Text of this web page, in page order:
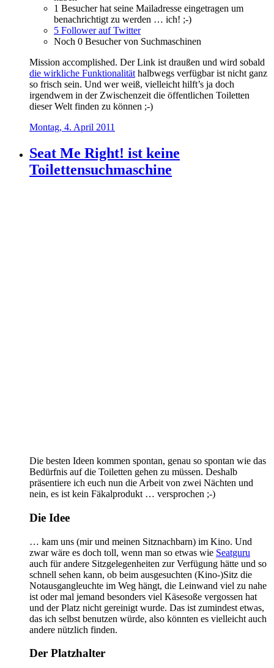
1 Besucher hat seine Mailadresse eingetragen um
benachrichtigt zu werden … ich! ;-)
5 Follower auf Twitter
Noch 0 Besucher von Suchmaschinen
Mission accomplished. Der Link ist draußen und wird sobald
die wirkliche Funktionalitäthalbwegs verfügbar ist nicht ganz
so frisch sein. Und wer weiß, vielleicht hilft’s ja doch
irgendwem in der Zwischenzeit die öffentlichen Toiletten
dieser Welt finden zu können ;-)
Montag, 4. April 2011
Seat Me Right! ist keine
Toilettensuchmaschine
Die besten Ideen kommen spontan, genau so spontan wie das
Bedürfnis auf die Toiletten gehen zu müssen. Deshalb
präsentiere ich euch nun die Arbeit von zwei Nächten und
nein, es ist kein Fäkalprodukt … versprochen ;-)
Die Idee
… kam uns (mir und meinen Sitznachbarn) im Kino. Und
zwar wäre es doch toll, wenn man so etwas wie Seatguru
auch für andere Sitzgelegenheiten zur Verfügung hätte und so
schnell sehen kann, ob beim ausgesuchten (Kino-)Sitz die
Notausgangleuchte im Weg hängt, die Leinwand viel zu nahe
ist oder mal jemand besonders viel Käsesoße vergossen hat
und der Platz nicht gereinigt wurde. Das ist zumindest etwas,
das ich selbst benutzen würde, also könnten es vielleicht auch
andere nützlich finden.
Der Platzhalter